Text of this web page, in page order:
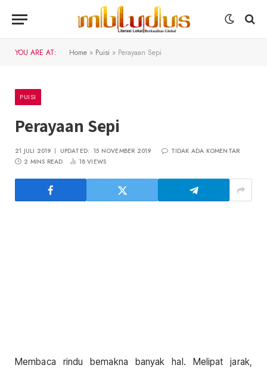
YOU ARE AT: Home » Puisi » Perayaan Sepi
PUISI
Perayaan Sepi
21 JULI 2019 UPDATED: 15 NOVEMBER 2019
TIDAK ADA KOMENTAR
2 MINS READ
18VIEWS
Membaca rindu bemakna banyak hal. Melipat jarak,